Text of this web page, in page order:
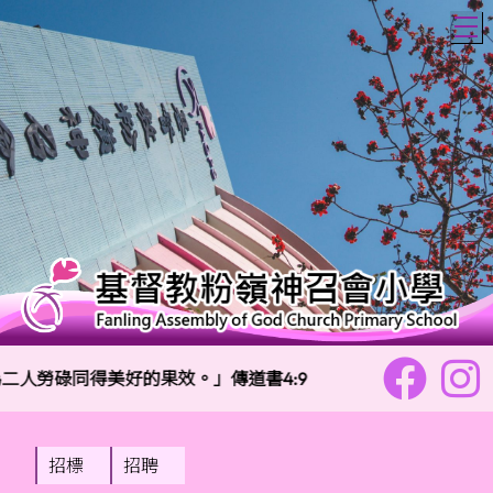
人勞碌同得美好的果效。」傳道書4:9 校訓： 樂善
招標 招聘